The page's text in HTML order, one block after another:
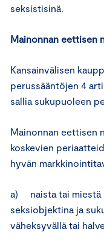
seksistisinä.
Mainonnan eettisen
Kansainvälisen
perussääntöjen 4
sallia sukupuoleen
Mainonnan eettisen
koskevien
hyvän
a) naista tai miestä
seksiobjektina ja
väheksyvällä tai